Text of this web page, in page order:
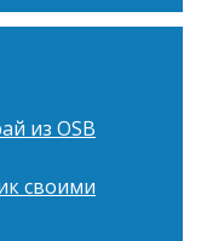
из OSB
своими